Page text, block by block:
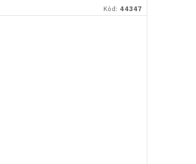
pre 2 bicykle s možnosťouKód: 44347